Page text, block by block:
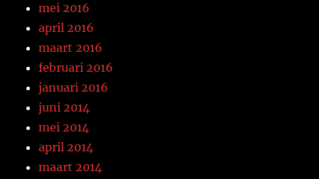
mei 2016
april 2016
maart 2016
februari 2016
januari 2016
juni 2014
mei 2014
april 2014
maart 2014